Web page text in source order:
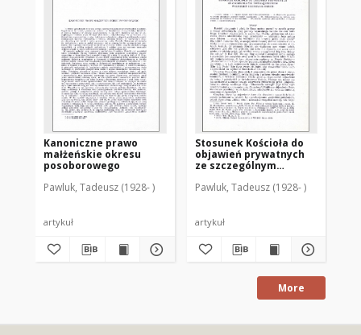
Kanoniczne prawo
małżeńskie okresu
posoborowego
Pawluk, Tadeusz (1928- )
artykuł
Stosunek Kościoła do
objawień prywatnych
ze szczególnym
wydarzeń
Pawluk, Tadeusz (1928- )
artykuł
More